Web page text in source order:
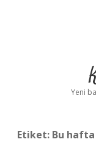
Yeni
Etiket: Bu